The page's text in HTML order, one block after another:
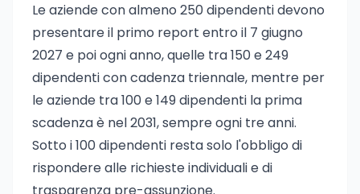
Le aziende con almeno 250 dipendenti devono
presentare il primo report entro il 7 giugno
2027 e poi ogni anno, quelle tra 150 e 249
dipendenti con cadenza triennale, mentre per
le aziende tra 100 e 149 dipendenti la prima
scadenza è nel 2031, sempre ogni tre anni.
Sotto i 100 dipendenti resta solo l'obbligo di
rispondere alle richieste individuali e di